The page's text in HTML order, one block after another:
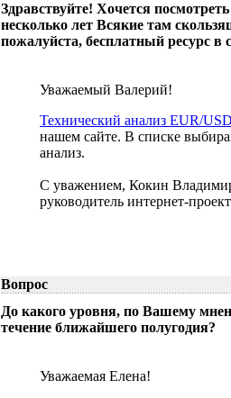
Здравствуйте! Хочется
несколько лет Всякие там
пожалуйста, бесплатный ресурс в
Уважаемый Валерий!
Технический анализ EUR/
нашем сайте. В списке
анализ.
С уважением, Кокин
руководитель интернет-
Вопрос
До какого уровня, по Вашему
течение ближайшего полугодия?
Уважаемая Елена!